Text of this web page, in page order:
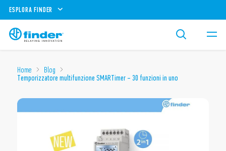
ESPLORA FINDER
Home
Blog
Temporizzatore multifunzione SMARTimer – 30 funzioni in uno